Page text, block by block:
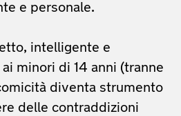
e personale.
intelligente e
minori di 14 anni (tranne
diventa strumento
delle contraddizioni